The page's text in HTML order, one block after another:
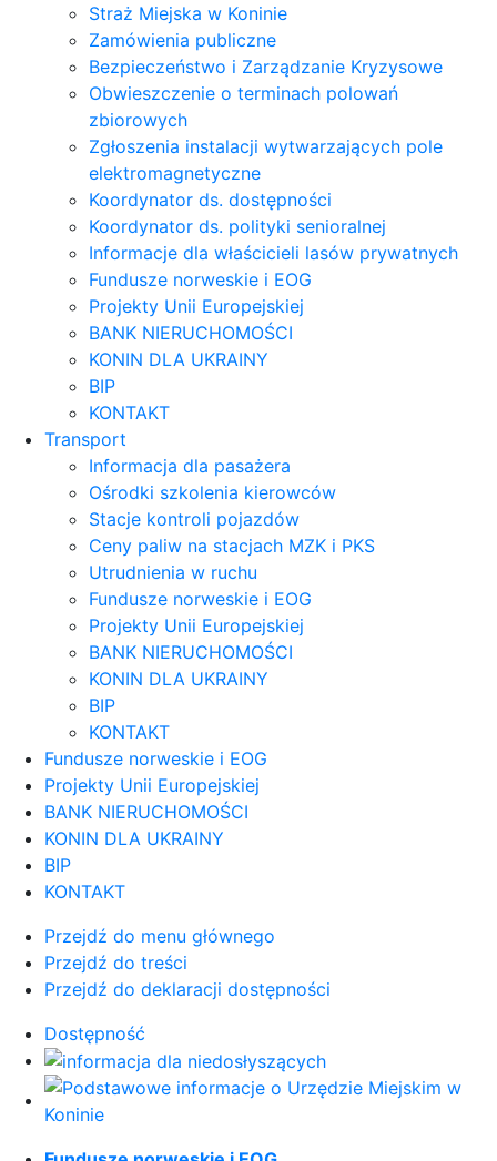
Straż Miejska w Koninie
Zamówienia publiczne
Bezpieczeństwo i Zarządzanie Kryzysowe
Obwieszczenie o terminach polowań
zbiorowych
Zgłoszenia instalacji wytwarzających pole
elektromagnetyczne
Koordynator ds. dostępności
Koordynator ds. polityki senioralnej
Informacje dla właścicieli lasów prywatnych
Fundusze norweskie i EOG
Projekty Unii Europejskiej
BANK NIERUCHOMOŚCI
KONIN DLA UKRAINY
BIP
KONTAKT
Transport
Informacja dla pasażera
Ośrodki szkolenia kierowców
Stacje kontroli pojazdów
Ceny paliw na stacjach MZK i PKS
Utrudnienia w ruchu
Fundusze norweskie i EOG
Projekty Unii Europejskiej
BANK NIERUCHOMOŚCI
KONIN DLA UKRAINY
BIP
KONTAKT
Fundusze norweskie i EOG
Projekty Unii Europejskiej
BANK NIERUCHOMOŚCI
KONIN DLA UKRAINY
BIP
KONTAKT
Przejdź do menu głównego
Przejdź do treści
Przejdź do deklaracji dostępności
Dostępność